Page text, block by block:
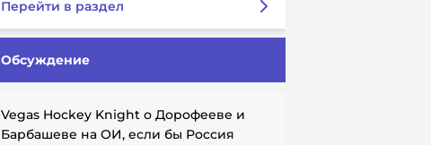
Перейти в раздел
Обсуждение
Vegas Hockey Knight о Дорофееве и
Барбашеве на ОИ, если бы Россия